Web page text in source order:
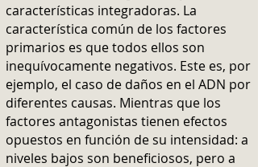
características integradoras. La
característica común de los factores
primarios es que todos ellos son
inequívocamente negativos. Este es, por
ejemplo, el caso de daños en el ADN por
diferentes causas. Mientras que los
factores antagonistas tienen efectos
opuestos en función de su intensidad: a
niveles bajos son beneficiosos, pero a